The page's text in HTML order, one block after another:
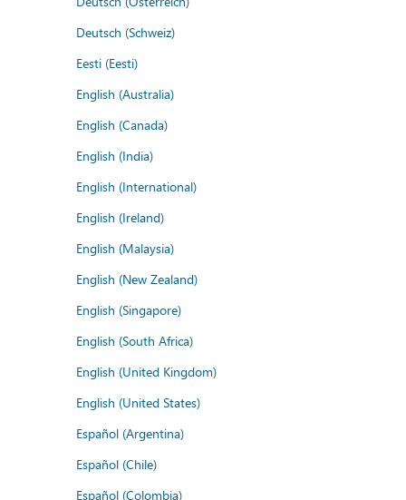
Deutsch (Schweiz)
Eesti (Eesti)
English (Australia)
English (Canada)
English (India)
English (International)
English (Ireland)
English (Malaysia)
English (New Zealand)
English (Singapore)
English (South Africa)
English (United Kingdom)
English (United States)
Español (Argentina)
Español (Chile)
Español (Colombia)